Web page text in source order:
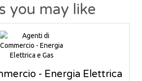
you may like
- Energia Elettrica